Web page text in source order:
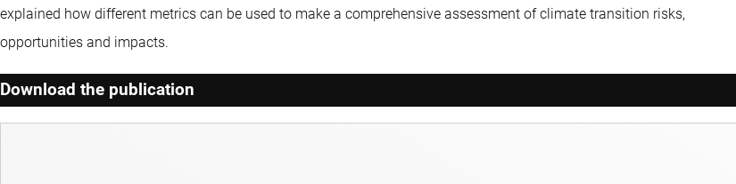
explained how different metrics can be used to make a comprehensive assessment of climate transition risks,
opportunities and impacts.
Download the publication